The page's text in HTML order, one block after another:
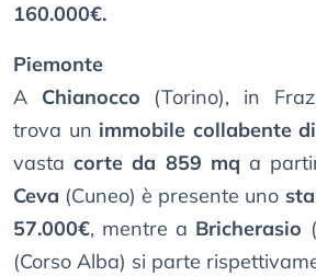
160.000€.
Piemonte
A Chianocco (Torino), in
trova un immobile collabente
vastacorte da 859 mq a
Ceva (Cuneo) è presente uno
57.000€, mentre a Bricherasio
(Corso Alba) si parte